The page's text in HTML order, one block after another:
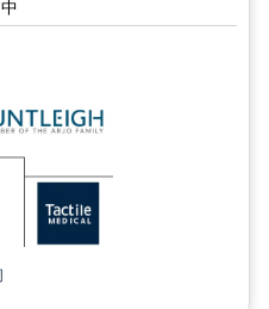
中
はCC BY 4.0の表示が必要です。